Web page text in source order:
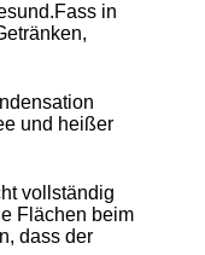
in
und heißer
vollständig
Flächen beim
dass der